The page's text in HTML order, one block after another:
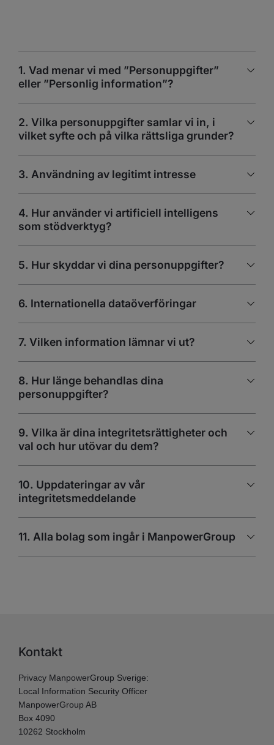
1. Vad menar vi med ”Personuppgifter”
eller ”Personlig information”?
2. Vilka personuppgifter samlar vi in, i
vilket syfte och på vilka rättsliga grunder?
3. Användning av legitimt intresse
4. Hur använder vi artificiell intelligens
som stödverktyg?
5. Hur skyddar vi dina personuppgifter?
6. Internationella dataöverföringar
7. Vilken information lämnar vi ut?
8. Hur länge behandlas dina
personuppgifter?
9. Vilka är dina integritetsrättigheter och
val och hur utövar du dem?
10. Uppdateringar av vår
integritetsmeddelande
11. Alla bolag som ingår i ManpowerGroup
Kontakt
Privacy ManpowerGroup Sverige:
Local Information Security Officer
ManpowerGroup AB
Box 4090
10262 Stockholm